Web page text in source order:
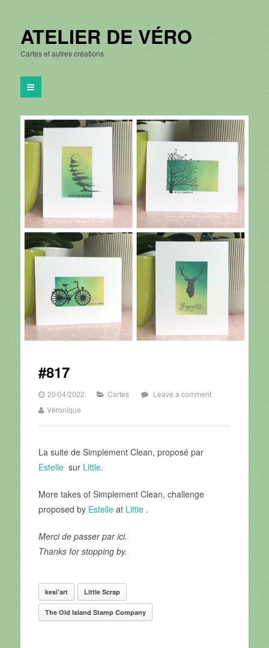
ATELIER DE VÉRO
Cartes et autres créations
#817
20/04/2022 Cartes
Leave a comment
Véronique
La suite de Simplement Clean, proposé par
Estellesur Little.
More takes of Simplement Clean, challenge
proposed by Estelleat Little.
Merci de passer par ici.
Thanks for stopping by.
kesi'art Little Scrap
The Old Island Stamp Company